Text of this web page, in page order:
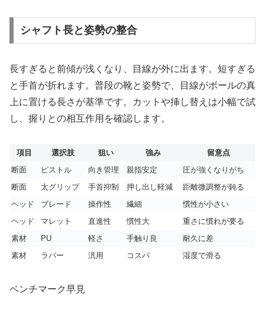
シャフト長と姿勢の整合
長すぎると前傾が浅くなり、目線が外に出ます。短すぎる
と手首が折れます。普段の靴と姿勢で、目線がボールの真
上に置ける長さが基準です。カットや挿し替えは小幅で試
し、握りとの相互作用を確認します。
項目 選択肢 狙い 強み
留意点
断面
ピストル 向き管理 親指安定
圧が強くなりがち
断面
太グリップ 手首抑制 押し出し軽減
距離微調整が鈍る
ヘッド
ブレード 操作性 繊細
慣性が小さい
ヘッド
マレット 直進性 慣性大
重さに慣れが要る
素材
PU 軽さ 手触り良
耐久に差
素材
ラバー 汎用 コスパ 湿度で滑る
ベンチマーク早見